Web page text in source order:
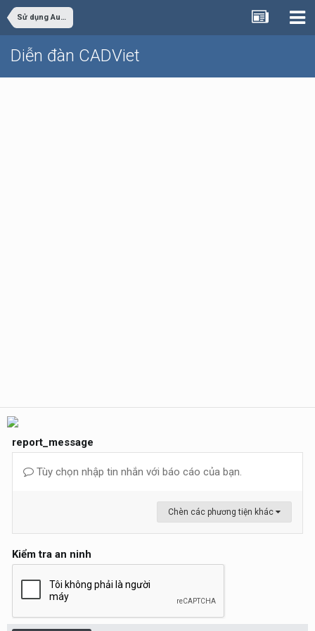
Sử dụng AutoCAD
Diễn đàn CADViet
report_message
Tùy chọn nhập tin nhắn với báo cáo của bạn.
Chèn các phương tiện khác
Kiểm tra an ninh